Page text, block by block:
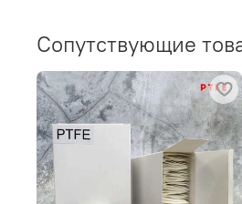
Сопутствующие